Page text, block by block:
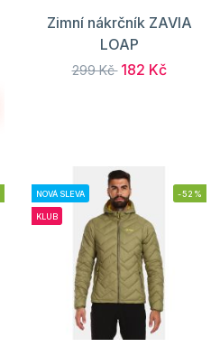
Zimní nákrčník ZAVIA
LOAP
299 Kč 182 Kč
NOVÁ SLEVA
KLUB
-52%